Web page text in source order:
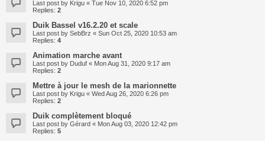
Last post by Krigu « Tue Nov 10, 2020 6:52 pm
Replies: 2
Duik Bassel v16.2.20 et scale
Last post by SebBrz « Sun Oct 25, 2020 10:53 am
Replies: 4
Animation marche avant
Last post by Duduf « Mon Aug 31, 2020 9:17 am
Replies: 2
Mettre à jour le mesh de la marionnette
Last post by Krigu « Wed Aug 26, 2020 6:26 pm
Replies: 2
Duik complètement bloqué
Last post by Gérard « Mon Aug 03, 2020 12:42 pm
Replies: 5